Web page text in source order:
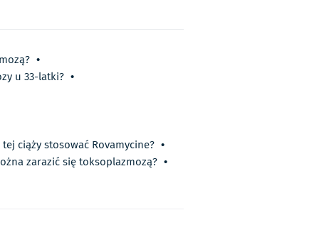
•
u 33-latki? •
tej ciąży stosować Rovamycine? •
zarazić się toksoplazmozą? •